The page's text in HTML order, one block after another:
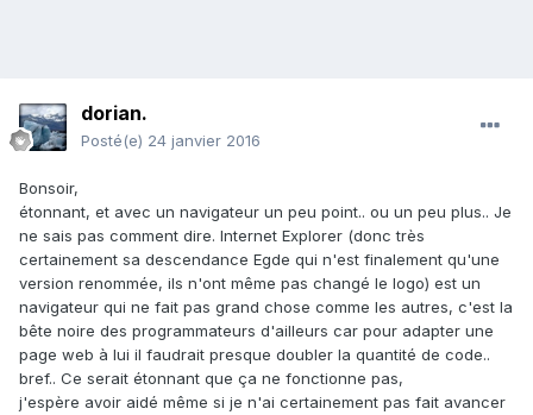
dorian.
Posté(e) 24 janvier 2016
Bonsoir,
étonnant, et avec un navigateur un peu point.. ou un peu plus.. Je
ne sais pas comment dire. Internet Explorer (donc très
certainement sa descendance Egde qui n'est finalement qu'une
version renommée, ils n'ont même pas changé le logo) est un
navigateur qui ne fait pas grand chose comme les autres, c'est la
bête noire des programmateurs d'ailleurs car pour adapter une
page web à lui il faudrait presque doubler la quantité de code..
bref.. Ce serait étonnant que ça ne fonctionne pas,
j'espère avoir aidé même si je n'ai certainement pas fait avancer